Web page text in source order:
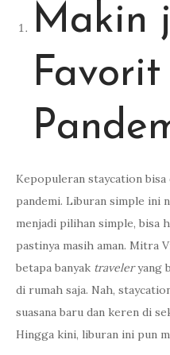
Makin
Kepopuleran staycation
pandemi. Liburan simple ini
menjadi pilihan simple, bisa
pastinya masih aman. Mitra
betapa banyak traveleryang
di rumah saja. Nah,
suasana baru dan keren di
Hingga kini, liburan ini pun